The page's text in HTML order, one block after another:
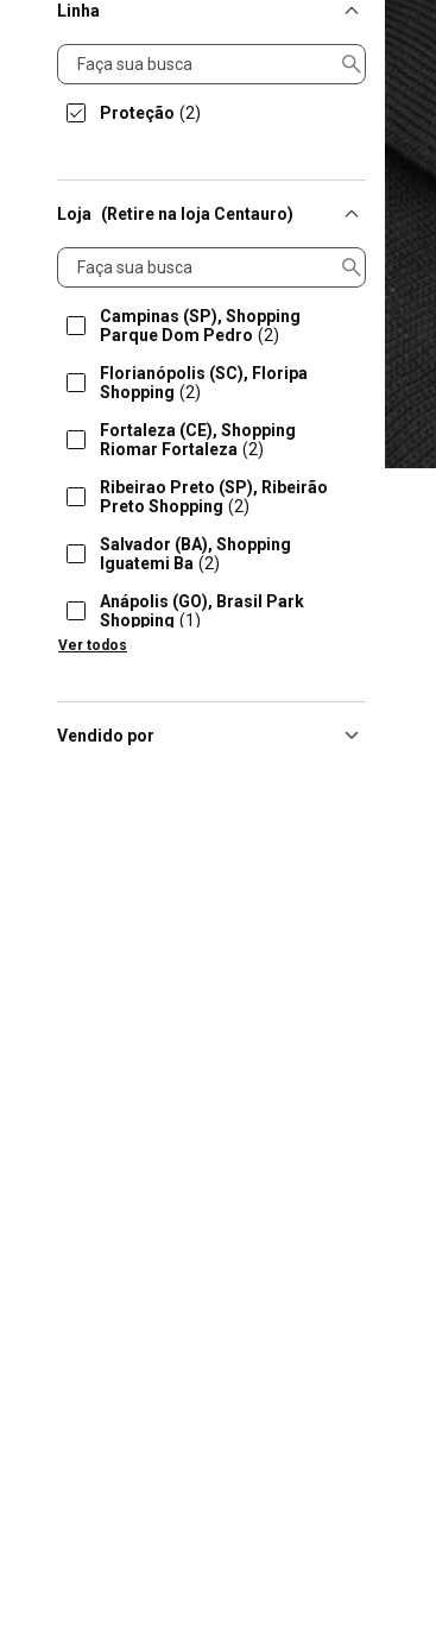
Linha
Linha
Proteção (2)
Loja (Retire na loja Centauro)
Loja
Campinas (SP), Shopping
Parque Dom Pedro (2)
Florianópolis (SC), Floripa
Shopping (2)
Fortaleza (CE), Shopping
Riomar Fortaleza (2)
Ribeirao Preto (SP), Ribeirão
Preto Shopping (2)
Salvador (BA), Shopping
Iguatemi Ba (2)
Anápolis (GO), Brasil Park
Shopping (1)
Aparecida De Goiania (GO),
Aracajú
Ver todos
Vendido por